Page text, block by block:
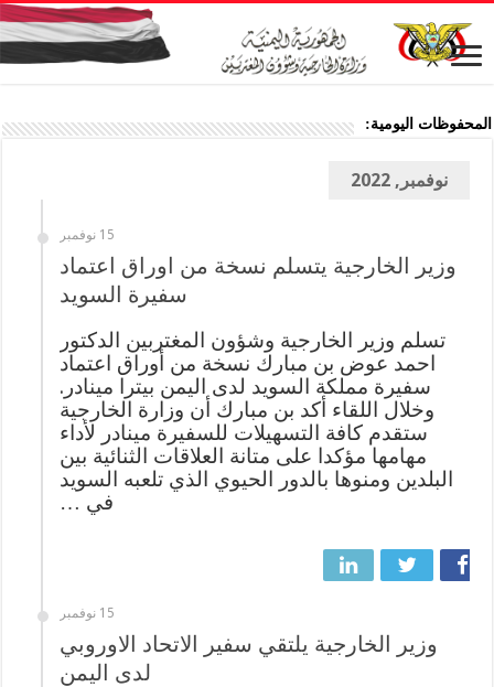
المحفوظات اليومية:
نوفمبر, 2022
15 نوفمبر
وزير الخارجية يتسلم نسخة من اوراق اعتماد
سفيرة السويد
تسلم وزير الخارجية وشؤون المغتربين الدكتور
احمد عوض بن مبارك نسخة من أوراق اعتماد
سفيرة مملكة السويد لدى اليمن بيترا مينادر.
وخلال اللقاء أكد بن مبارك أن وزارة الخارجية
ستقدم كافة التسهيلات للسفيرة مينادر لأداء
مهامها مؤكدا على متانة العلاقات الثنائية بين
البلدين ومنوها بالدور الحيوي الذي تلعبه السويد
في …
15 نوفمبر
وزير الخارجية يلتقي سفير الاتحاد الاوروبي
لدى اليمن